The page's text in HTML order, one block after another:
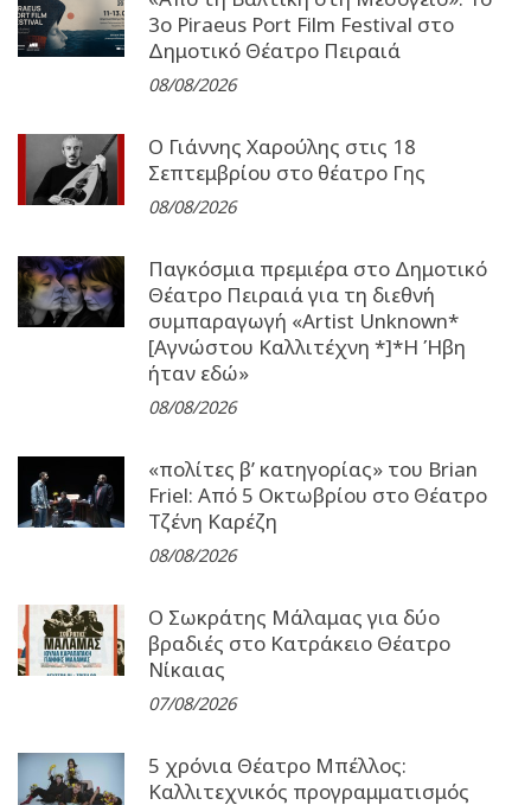
3o Piraeus Port Film Festival στο
Δημοτικό Θέατρο Πειραιά
08/08/2026
Ο Γιάννης Χαρούλης στις 18
Σεπτεμβρίου στο θέατρο Γης
08/08/2026
Παγκόσμια πρεμιέρα στο Δημοτικό
Θέατρο Πειραιά για τη διεθνή
συμπαραγωγή «Artist Unknown*
[Αγνώστου Καλλιτέχνη *]*Η Ήβη
ήταν εδώ»
08/08/2026
«πολίτες β’ κατηγορίας» του Brian
Friel: Από 5 Οκτωβρίου στο Θέατρο
Τζένη Καρέζη
08/08/2026
Ο Σωκράτης Μάλαμας για δύο
βραδιές στο Κατράκειο Θέατρο
Νίκαιας
07/08/2026
5 χρόνια Θέατρο Μπέλλος:
Καλλιτεχνικός προγραμματισμός